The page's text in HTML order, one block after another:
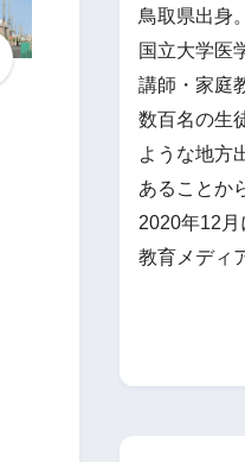
鳥取県出身
国立大学医
講師・家庭
数百名の生
ような地方
あることか
2020年12
教育メディ